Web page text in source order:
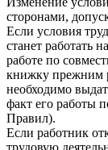
сторонами,
Если условия
станет работать
работе по
книжку прежним
необходимо
факт его работы
Правил).
Если работник
трудовую